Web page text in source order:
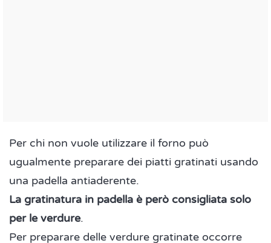
Per chi non vuole utilizzare il forno può
ugualmente preparare dei piatti gratinati usando
una padella antiaderente.
La gratinatura in padella è però consigliata solo
per le verdure.
Per preparare delle verdure gratinate occorre